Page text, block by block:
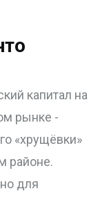
капитал на
рынке -
«хрущёвки»
районе.
для